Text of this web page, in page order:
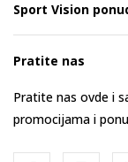
Sport Vision
Pratite nas
Pratite nas ovde i
promocijama i